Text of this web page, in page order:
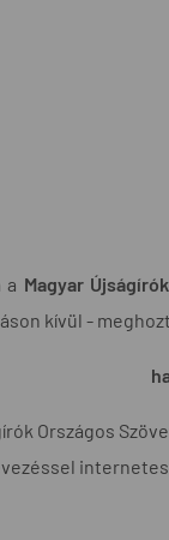
a Magyar
kívül -
Országos